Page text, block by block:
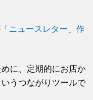
ニュースレター」作
に、定期的にお店か
うつながりツールで